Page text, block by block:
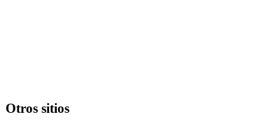
Otros sitios